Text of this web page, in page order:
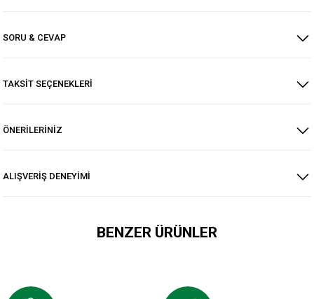
SORU & CEVAP
TAKSİT SEÇENEKLERİ
ÖNERİLERİNİZ
ALIŞVERİŞ DENEYİMİ
BENZER ÜRÜNLER